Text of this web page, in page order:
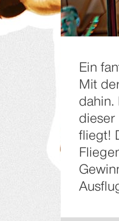
Ein
Mit
dahin.
dieser
fliegt!